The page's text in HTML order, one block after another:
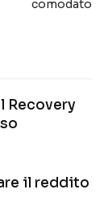
comodato
Recovery
il reddito